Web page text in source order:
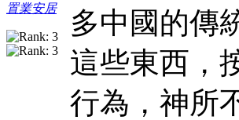
置業安居
多中國的傳
這些東西，
行為，神所